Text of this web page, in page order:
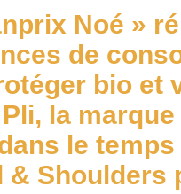
Noé »
de
bio et
la
le temps
& Shoulders